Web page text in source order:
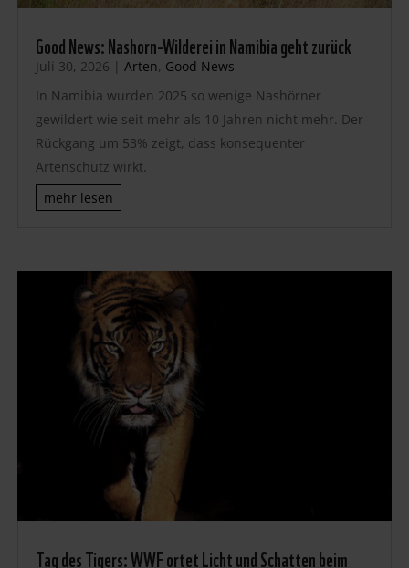
Good News: Nashorn-Wilderei in Namibia geht zurück
Juli 30, 2026 | Arten, Good News
In Namibia wurden 2025 so wenige Nashörner
gewildert wie seit mehr als 10 Jahren nicht mehr. Der
Rückgang um 53% zeigt, dass konsequenter
Artenschutz wirkt.
mehr lesen
Tag des Tigers: WWF ortet Licht und Schatten beim